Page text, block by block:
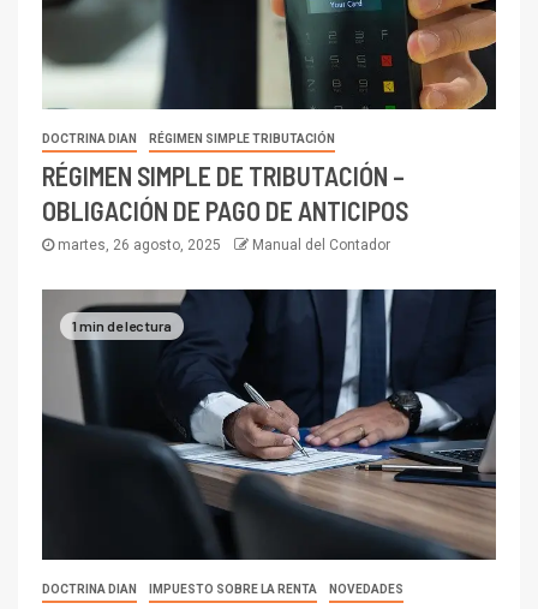
DOCTRINA DIAN RÉGIMEN SIMPLE TRIBUTACIÓN
RÉGIMEN SIMPLE DE TRIBUTACIÓN –
OBLIGACIÓN DE PAGO DE ANTICIPOS
martes, 26 agosto, 2025 Manual del Contador
1 min de lectura
DOCTRINA DIAN IMPUESTO SOBRE LA RENTA NOVEDADES